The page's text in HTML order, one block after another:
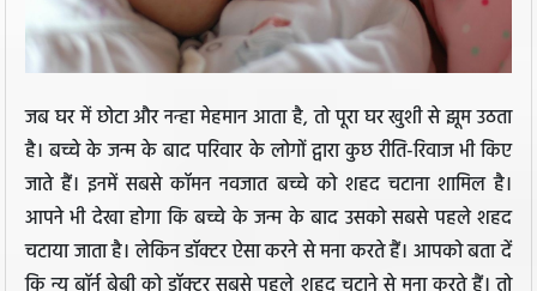
जब घर में छोटा और नन्हा मेहमान आता है, तो पूरा घर खुशी से झूम उठता
है। बच्चे के जन्म के बाद परिवार के लोगों द्वारा कुछ रीति-रिवाज भी किए
जाते हैं। इनमें सबसे कॉमन नवजात बच्चे को शहद चटाना शामिल है।
आपने भी देखा होगा कि बच्चे के जन्म के बाद उसको सबसे पहले शहद
चटाया जाता है। लेकिन डॉक्टर ऐसा करने से मना करते हैं। आपको बता दें